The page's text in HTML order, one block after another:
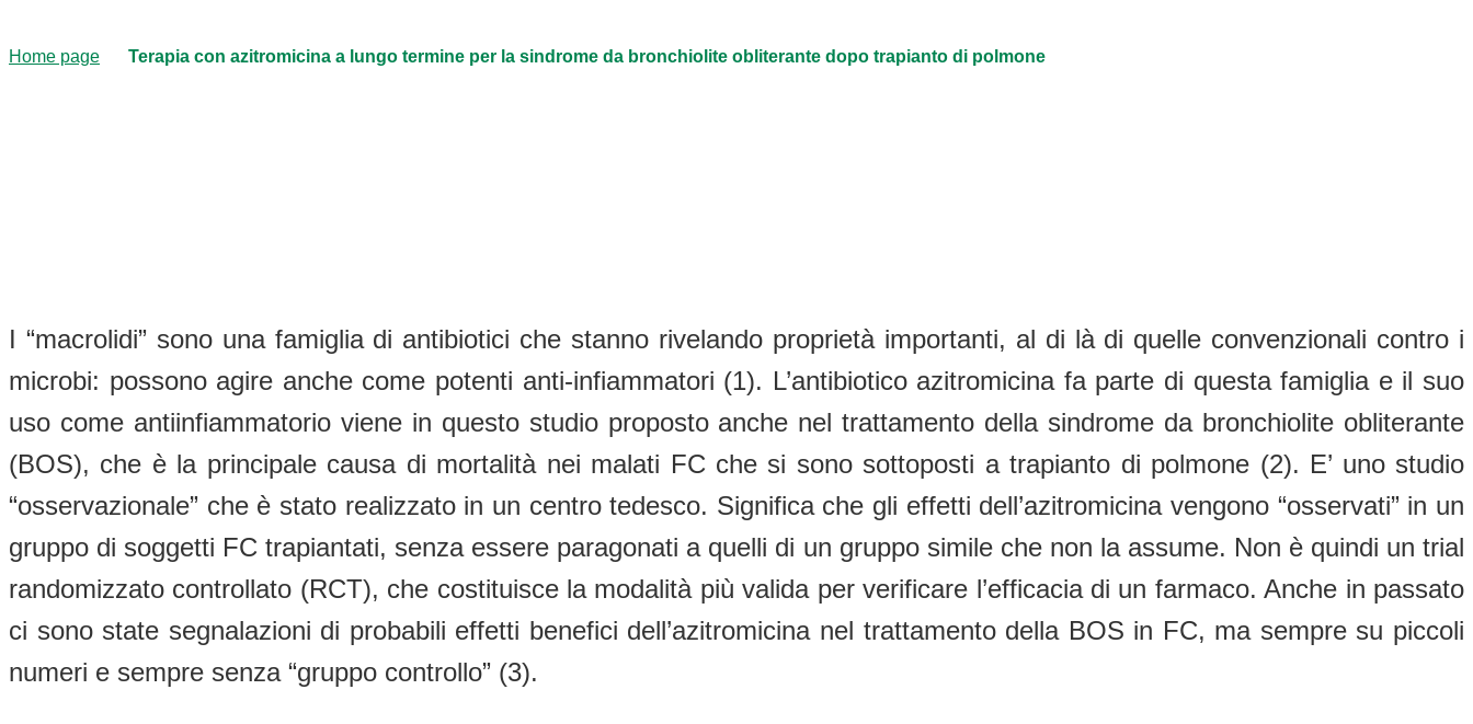
Home page Terapia con azitromicina a lungo termine per la sindrome da bronchiolite obliterante dopo trapianto di polmone
I “macrolidi” sono una famiglia di antibiotici che stanno rivelando proprietà importanti, al di là di quelle convenzionali contro i
microbi: possono agire anche come potenti anti-infiammatori (1). L’antibiotico azitromicina fa parte di questa famiglia e il suo
uso come antiinfiammatorio viene in questo studio proposto anche nel trattamento della sindrome da bronchiolite obliterante
(BOS), che è la principale causa di mortalità nei malati FC che si sono sottoposti a trapianto di polmone (2). E’ uno studio
“osservazionale” che è stato realizzato in un centro tedesco. Significa che gli effetti dell’azitromicina vengono “osservati” in un
gruppo di soggetti FC trapiantati, senza essere paragonati a quelli di un gruppo simile che non la assume. Non è quindi un trial
randomizzato controllato (RCT), che costituisce la modalità più valida per verificare l’efficacia di un farmaco. Anche in passato
ci sono state segnalazioni di probabili effetti benefici dell’azitromicina nel trattamento della BOS in FC, ma sempre su piccoli
numeri e sempre senza “gruppo controllo” (3).